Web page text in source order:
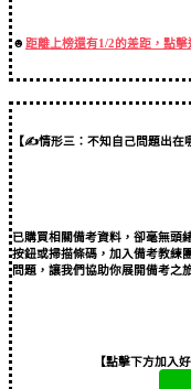
☻ 距離上榜還有1/2的差距，點
【✍情形三：不知自己問題出在
已購買相關備考資料，卻毫無頭
按鈕或掃描條碼，加入備考教練
問題，讓我們協助你展開備考之
【點擊下方加入